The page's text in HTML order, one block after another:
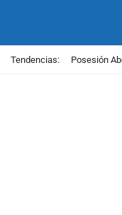
Tendencias: Posesión